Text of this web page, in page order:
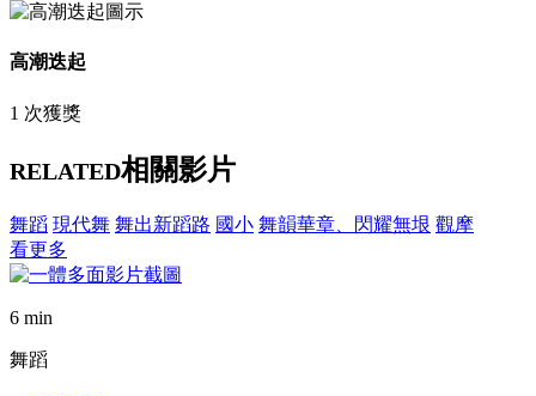
高潮迭起
1 次獲獎
RELATED相關影片
舞蹈 現代舞 舞出新蹈路 國小 舞韻華章、閃耀無垠 觀摩
看更多
6 min
舞蹈